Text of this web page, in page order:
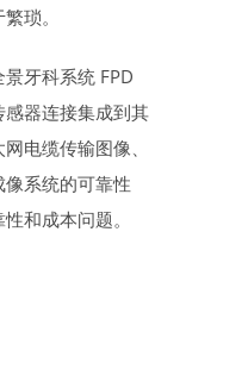
琐。
牙科系统 FPD
器连接集成到其
电缆传输图像、
系统的可靠性
和成本问题。